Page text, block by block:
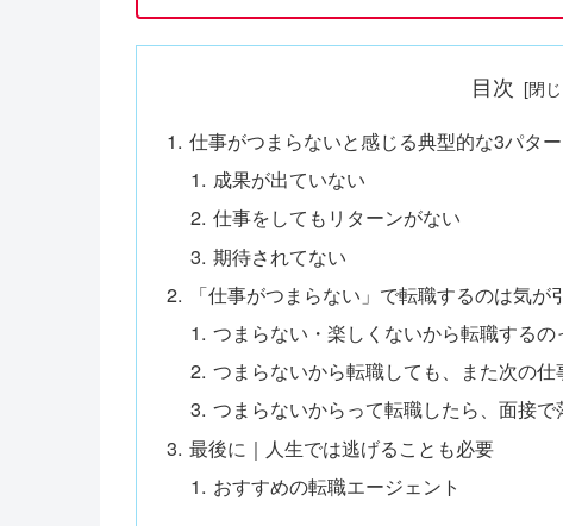
目次
仕事がつまらないと感じる典型的な3パタ
成果が出ていない
仕事をしてもリターンがない
期待されてない
「仕事がつまらない」で転職するのは気が
つまらない・楽しくないから転職する
つまらないから転職しても、また次の
つまらないからって転職したら、面接
最後に｜人生では逃げることも必要
おすすめの転職エージェント